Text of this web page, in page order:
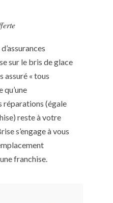
sur le bris de glace
assuré « tous
qu’une
réparations (égale
reste à votre
s’engage à vous
franchise.